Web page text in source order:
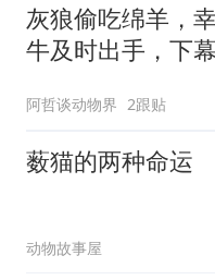
灰狼偷吃绵羊，
牛及时出手，下
阿哲谈动物界 2跟贴
薮猫的两种命运
动物故事屋